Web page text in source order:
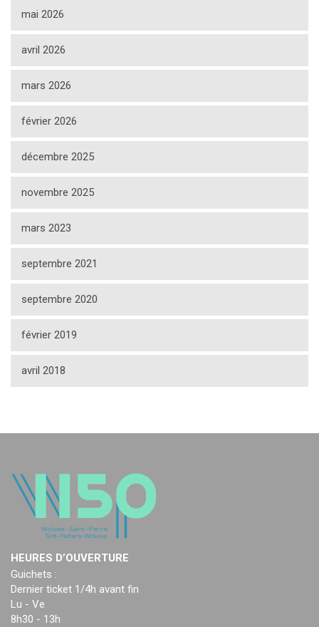
mai 2026
avril 2026
mars 2026
février 2026
décembre 2025
novembre 2025
mars 2023
septembre 2021
septembre 2020
février 2019
avril 2018
HEURES D’OUVERTURE
Guichets :
Dernier ticket 1/4h avant fin
Lu - Ve
8h30 - 13h